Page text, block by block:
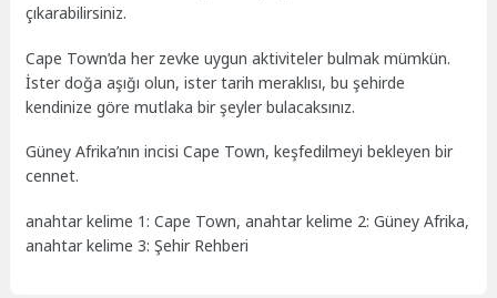
çıkarabilirsiniz.
Cape Town’da her zevke uygun aktiviteler bulmak mümkün.
İster doğa aşığı olun, ister tarih meraklısı, bu şehirde
kendinize göre mutlaka bir şeyler bulacaksınız.
Güney Afrika’nın incisi Cape Town, keşfedilmeyi bekleyen bir
cennet.
anahtar kelime 1: Cape Town, anahtar kelime 2: Güney Afrika,
anahtar kelime 3: Şehir Rehberi